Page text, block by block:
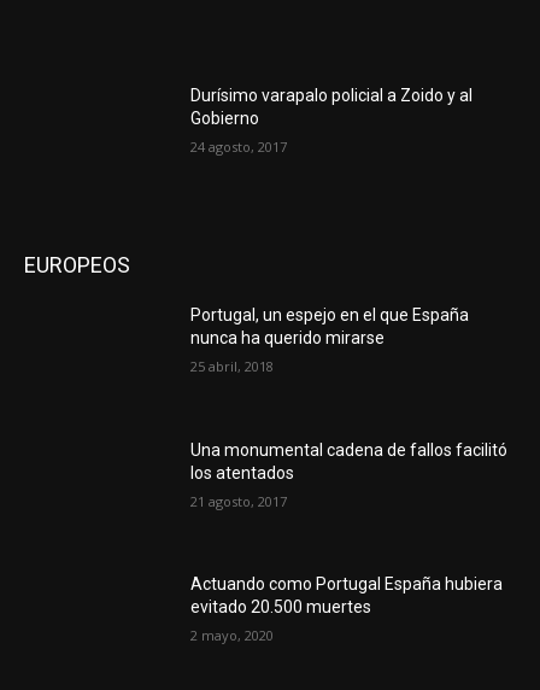
Durísimo varapalo policial a Zoido y al
Gobierno
24 agosto, 2017
EUROPEOS
Portugal, un espejo en el que España
nunca ha querido mirarse
25 abril, 2018
Una monumental cadena de fallos facilitó
los atentados
21 agosto, 2017
Actuando como Portugal España hubiera
evitado 20.500 muertes
2 mayo, 2020